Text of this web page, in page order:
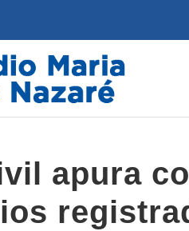
apura